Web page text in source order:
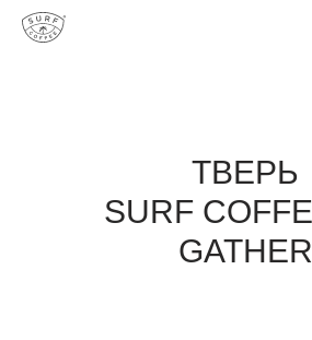
ТВЕРЬ
SURF
GATHER